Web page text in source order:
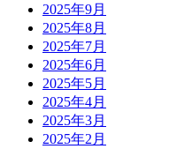
2025年9月
2025年8月
2025年7月
2025年6月
2025年5月
2025年4月
2025年3月
2025年2月